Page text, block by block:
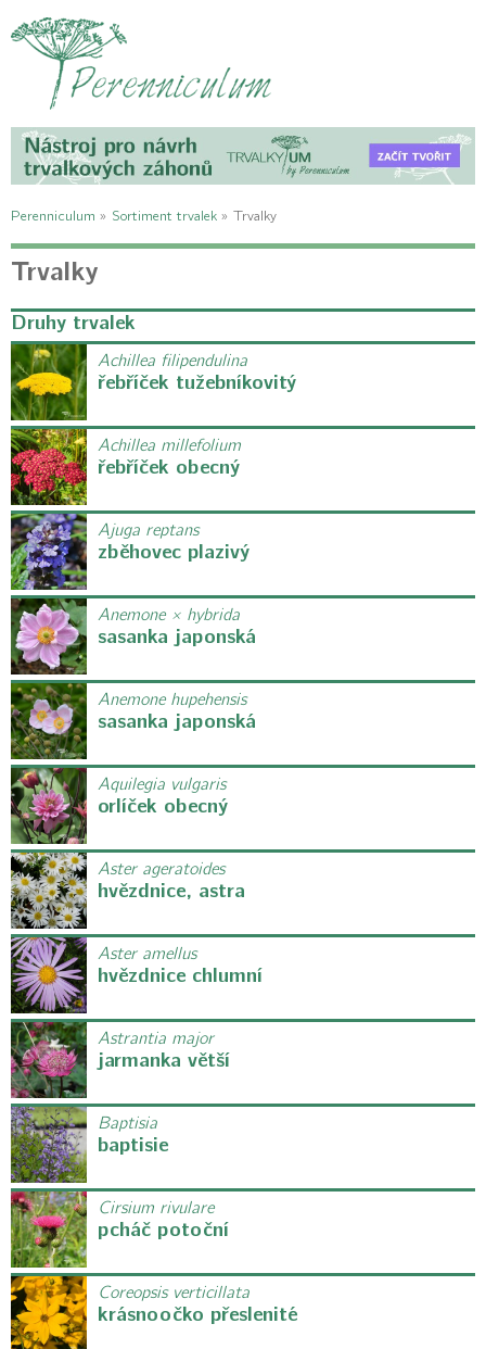
Perenniculum » Sortiment trvalek » Trvalky
Trvalky
Druhy trvalek
Achillea filipendulina
řebříček tužebníkovitý
Achillea millefolium
řebříček obecný
Ajuga reptans
zběhovec plazivý
Anemone × hybrida
sasanka japonská
Anemone hupehensis
sasanka japonská
Aquilegia vulgaris
orlíček obecný
Aster ageratoides
hvězdnice, astra
Aster amellus
hvězdnice chlumní
Astrantia major
jarmanka větší
Baptisia
baptisie
Cirsium rivulare
pcháč potoční
Coreopsis verticillata
krásnoočko přeslenité